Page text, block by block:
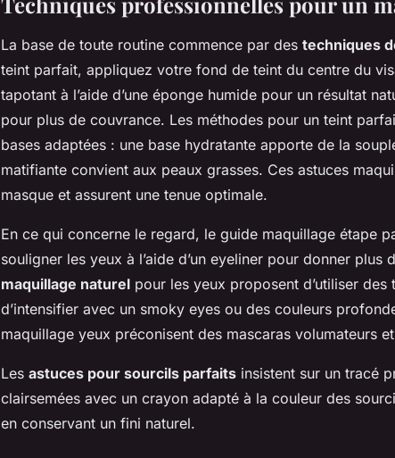
La base de toute routine commence par des techniques
teint parfait, appliquez votre fond de teint du centre du
tapotant à l’aide d’une éponge humide pour un résultat
pour plus de couvrance. Les méthodes pour un teint
bases adaptées : une base hydratante apporte de la
matifiante convient aux peaux grasses. Ces astuces
masque et assurent une tenue optimale.
En ce qui concerne le regard, le guide maquillage étape
souligner les yeux à l’aide d’un eyeliner pour donner plus
maquillage naturel pour les yeux proposent d’utiliser des
d’intensifier avec un smoky eyes ou des couleurs
maquillage yeux préconisent des mascaras volumateurs
Les astuces pour sourcils parfaits insistent sur un tracé
clairsemées avec un crayon adapté à la couleur des
en conservant un fini naturel.